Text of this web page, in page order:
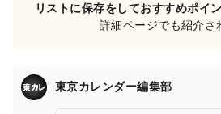
リストに保存をしておすすめポイ
詳細ページでも紹介さ
東京カレンダー編集部